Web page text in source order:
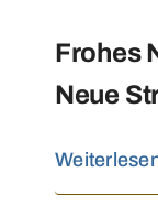
Frohes
Neue